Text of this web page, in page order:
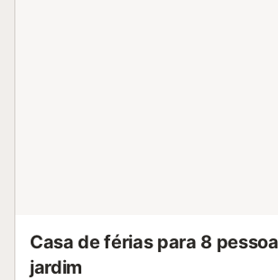
Casa de férias para 8
jardim